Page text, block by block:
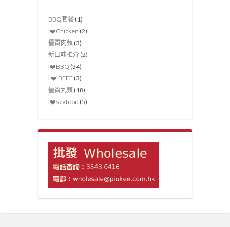
BBQ套餐 (1)
I❤️Chicken (2)
優質肉類 (3)
新口味推介 (2)
I❤️‍BBQ (34)
I ❤️ BEEF (3)
優質丸類 (18)
I❤️seafood (5)